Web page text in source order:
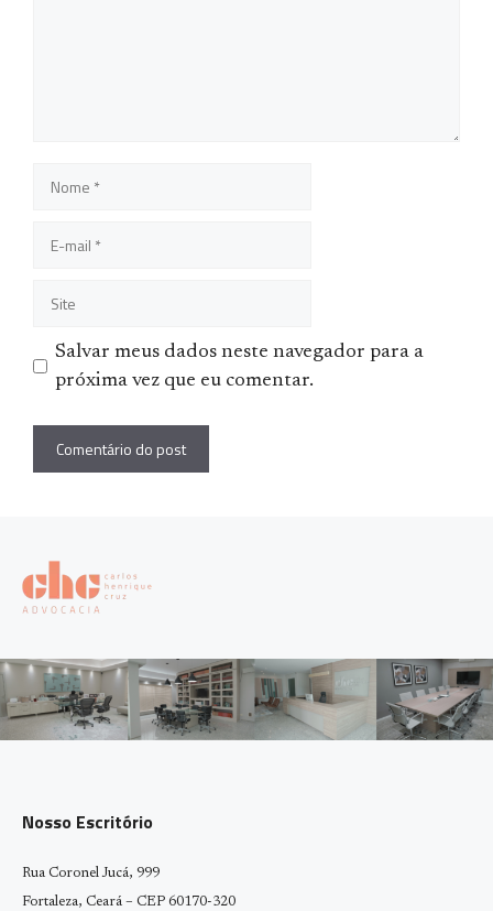
mail
Salvar meus dados neste navegador para a
próxima vez que eu comentar.
Nosso Escritório
Rua Coronel Jucá, 999
Fortaleza, Ceará – CEP 60170-320